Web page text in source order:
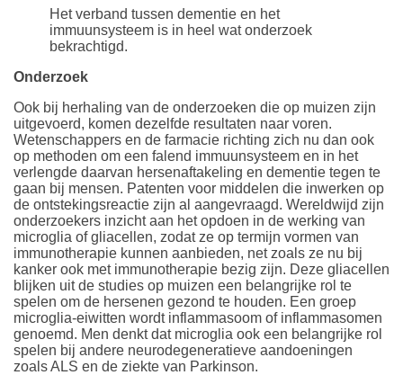
Het verband tussen dementie en het
immuunsysteem is in heel wat onderzoek
bekrachtigd.
Onderzoek
Ook bij herhaling van de onderzoeken die op muizen zijn
uitgevoerd, komen dezelfde resultaten naar voren.
Wetenschappers en de farmacie richting zich nu dan ook
op methoden om een falend immuunsysteem en in het
verlengde daarvan hersenaftakeling en dementie tegen te
gaan bij mensen. Patenten voor middelen die inwerken op
de ontstekingsreactie zijn al aangevraagd. Wereldwijd zijn
onderzoekers inzicht aan het opdoen in de werking van
microglia of gliacellen, zodat ze op termijn vormen van
immunotherapie kunnen aanbieden, net zoals ze nu bij
kanker ook met immunotherapie bezig zijn. Deze gliacellen
blijken uit de studies op muizen een belangrijke rol te
spelen om de hersenen gezond te houden. Een groep
microglia-eiwitten wordt inflammasoom of inflammasomen
genoemd. Men denkt dat microglia ook een belangrijke rol
spelen bij andere neurodegeneratieve aandoeningen
zoals ALS en de ziekte van Parkinson.